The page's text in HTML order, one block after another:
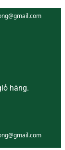
hàng.